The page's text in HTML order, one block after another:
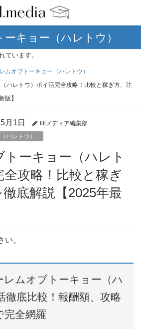
キョー（ハレトウ）
ています。
ムオブトーキョー（ハレトウ）
ハレトウ）ポイ活完全攻略！比較と稼ぎ方、注
版】
月1日
fillメディア編集部
ハレトウ）
全攻略！比較と稼ぎ
底解説【2025年最
。
レムオブトーキョー（ハ
徹底比較！報酬額、攻略
完全網羅